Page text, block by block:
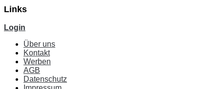
Links
Login
Über uns
Kontakt
Werben
AGB
Datenschutz